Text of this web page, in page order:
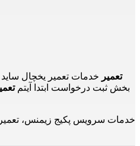
24تعمیر خدمات تعمیر یخچال
بخش ثبت درخواست ابتدا آیتم
خدمات سرویس پکیج زیمنس،